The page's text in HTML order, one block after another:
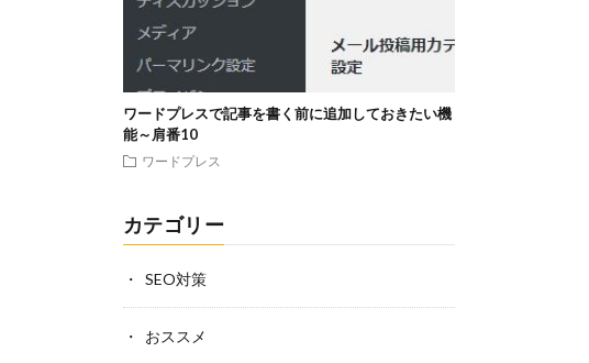
ワードプレスで記事を書く前に追加しておきたい機
能～肩番10
ワードプレス
カテゴリー
SEO対策
おススメ